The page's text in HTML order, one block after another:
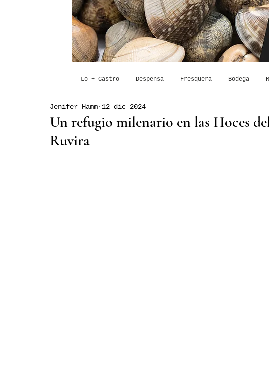
Lo + Gastro Despensa Fresquera Bodega
Un refugio milenario en las Hoces
Ruvira
Jenifer Hamm 12 dic 2024